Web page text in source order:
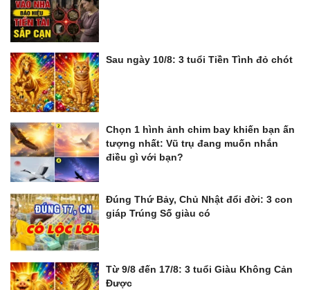
Sau ngày 10/8: 3 tuổi Tiền Tình đỏ chót
Chọn 1 hình ảnh chim bay khiến bạn ấn
tượng nhất: Vũ trụ đang muốn nhắn
điều gì với bạn?
Đúng Thứ Bảy, Chủ Nhật đổi đời: 3 con
giáp Trúng Số giàu có
Từ 9/8 đến 17/8: 3 tuổi Giàu Không Cản
Được